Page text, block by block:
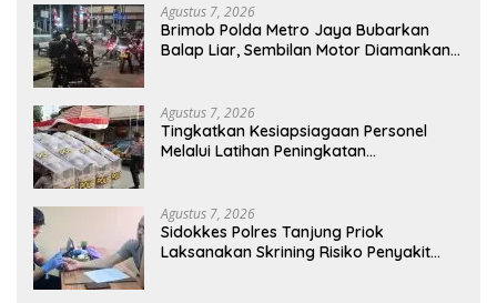
Agustus 7, 2026
Brimob Polda Metro Jaya Bubarkan
Balap Liar, Sembilan Motor Diamankan
Agustus 7, 2026
Tingkatkan Kesiapsiagaan Personel
Melalui Latihan Peningkatan
Agustus 7, 2026
Sidokkes Polres Tanjung Priok
Laksanakan Skrining Risiko Penyakit